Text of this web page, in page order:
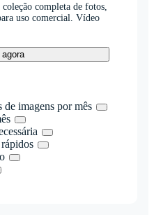
coleção completa de fotos,
uso comercial. Vídeo
imagens por mês